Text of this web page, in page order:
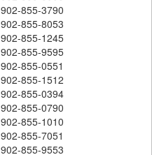
902-855-3790
902-855-8053
902-855-1245
902-855-9595
902-855-0551
902-855-1512
902-855-0394
902-855-0790
902-855-1010
902-855-7051
902-855-9553